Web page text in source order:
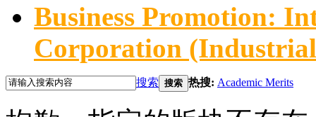
Business Promotion:
Corporation
搜索 搜索 热搜: Academic Merits